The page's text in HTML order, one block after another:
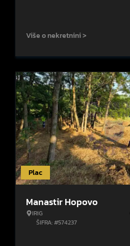
Više o nekretnini >
Plac
Manastir Hopovo
IRIG
ŠIFRA: #574237